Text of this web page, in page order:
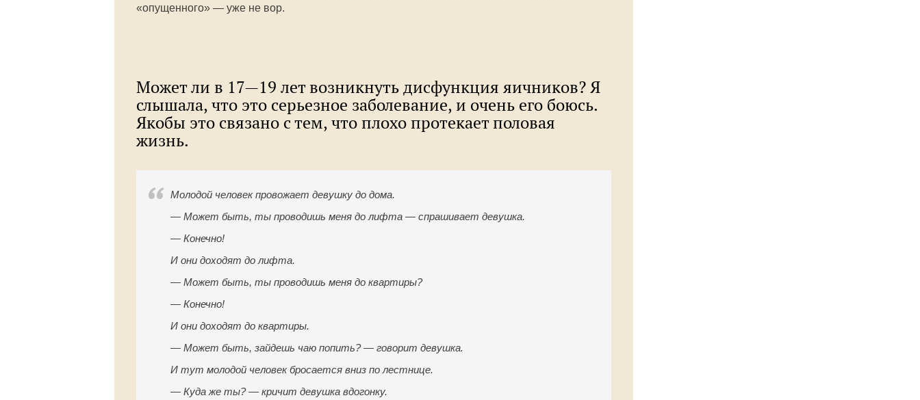
«опущенного» — уже не вор.
Может ли в 17—19 лет возникнуть дисфункция яичников? Я
слышала, что это серьезное заболевание, и очень его боюсь.
Якобы это связано с тем, что плохо протекает половая
жизнь.
Молодой человек провожает девушку до дома.
— Может быть, ты проводишь меня до лифта — спрашивает девушка.
— Конечно!
И они доходят до лифта.
— Может быть, ты проводишь меня до квартиры?
— Конечно!
И они доходят до квартиры.
— Может быть, зайдешь чаю попить? — говорит девушка.
И тут молодой человек бросается вниз по лестнице.
— Куда же ты? — кричит девушка вдогонку.